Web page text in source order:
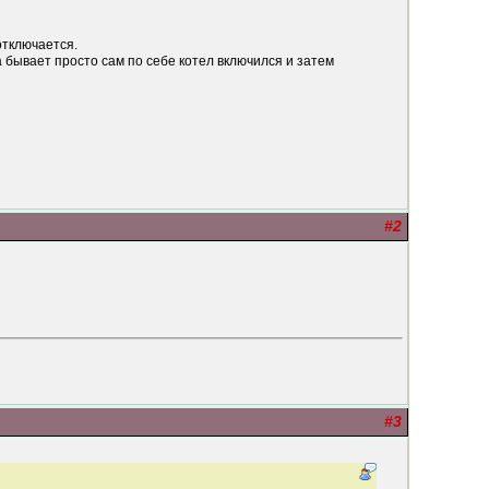
просто сам по себе котел включился и затем
#2
#3